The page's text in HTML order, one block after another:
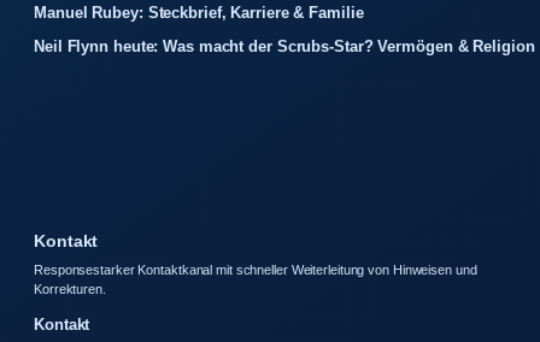
Manuel Rubey: Steckbrief, Karriere & Familie
Neil Flynn heute: Was macht der Scrubs-Star? Vermögen & Religion
Kontakt
Responsestarker Kontaktkanal mit schneller Weiterleitung von Hinweisen und
Korrekturen.
Kontakt